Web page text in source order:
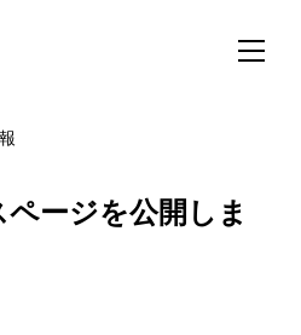
ージを公開しま